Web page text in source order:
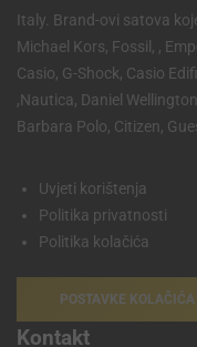
Italy. Brand-ovi satova
Michael Kors, Fossil, ,
Casio, G-Shock, Casio
,Nautica, Daniel
Barbara Polo, Citizen,
Uvjeti korištenja
Politika privatnosti
Politika kolačića
POSTAVKE KOLAČIĆA
Kontakt